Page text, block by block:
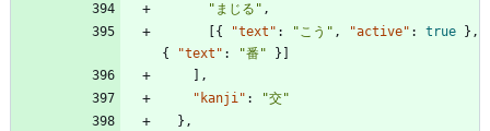
"まじる" ,
{ "text" : "こう" , "active" : true } ,
{
"text" : "番" }
,
"kanji" :
"交"
} ,